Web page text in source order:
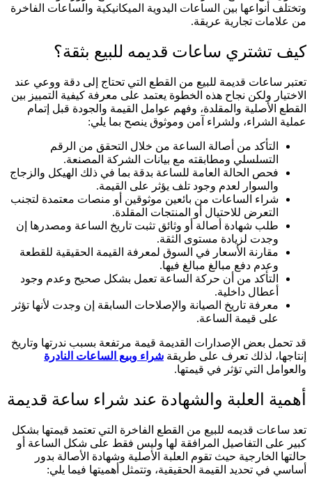
وتختلف أنواعها بين الساعات اليدوية الميكانيكية والساعات الفاخرة
من علامات تجارية عريقة.
كيف تشتري ساعات قديمه للبيع بثقة؟
تعتبر ساعات قديمة للبيع من القطع التي تحتاج إلى دقة ووعي عند
الاختيار ولكن نجاح هذه الخطوة يعتمد على معرفة كيفية التمييز بين
القطع الأصلية والمقلدة، وفهم عوامل القيمة والجودة قبل إتمام
عملية الشراء، ولشراء آمن وموثوق ينصح بما يلي:
التأكد من أصالة الساعة من خلال التحقق من الرقم
التسلسلي ومطابقته مع بيانات الشركة المصنعة.
فحص الحالة العامة للساعة بدقة بما في ذلك الهيكل والزجاج
والسوار لعدم وجود تلف يؤثر على القيمة.
شراء الساعات من بائعين موثوقين أو منصات معتمدة لتجنب
التعرض للاحتيال أو المنتجات المقلدة.
طلب شهادة أصالة أو وثائق تثبت تاريخ الساعة ومصدرها إن
وجدت لزيادة مستوى الثقة.
مقارنة الأسعار في السوق لمعرفة القيمة الحقيقية للقطعة
وعدم دفع مبالغ مبالغ فيها.
التأكد من أن حركة الساعة تعمل بشكل صحيح وعدم وجود
أعطال داخلية.
معرفة تاريخ الصيانة والإصلاحات السابقة إن وجدت لأنها تؤثر
على قيمة الساعة.
قد تحمل بعض الإصدارات القديمة قيمة مرتفعة بسبب ندرتها وتاريخ
إنتاجها، لذلك تعرف على طريقة شراء وبيع الساعات النادرة
والعوامل التي تؤثر في قيمتها.
أهمية العلبة والشهادة عند شراء ساعة قديمة
تعد ساعات قديمه للبيع من القطع الفاخرة التي تعتمد قيمتها بشكل
كبير على التفاصيل المرافقة لها وليس فقط على شكل الساعة أو
حالتها الخارجية حيث تقوم العلبة الأصلية وشهادة الأصالة بدور
أساسي في تحديد القيمة الحقيقية، وتتمثل أهميتها فيما يلي: